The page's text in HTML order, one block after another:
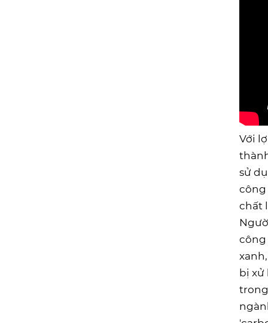
Với
sử
công
chất
công
bị xử